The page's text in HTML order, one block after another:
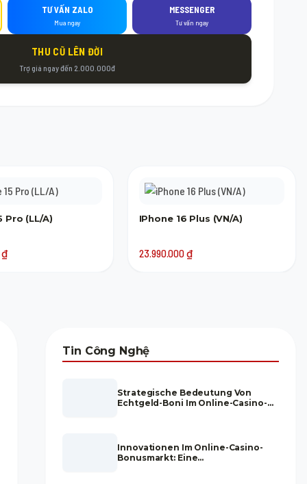
TƯ VẤN ZALO
Mua ngay
MESSENGER
Tư vấn ngay
THU CŨ LÊN ĐỜI
Trợ giá ngay đến 2.000.000đ
Pro (LL/A)
₫
IPhone 16 Plus (VN/A)
23.990.000₫
Tin Công Nghệ
Strategische Bedeutung Von
Echtgeld-Boni Im Online-Casino-
Innovationen Im Online-Casino-
Bonusmarkt: Eine